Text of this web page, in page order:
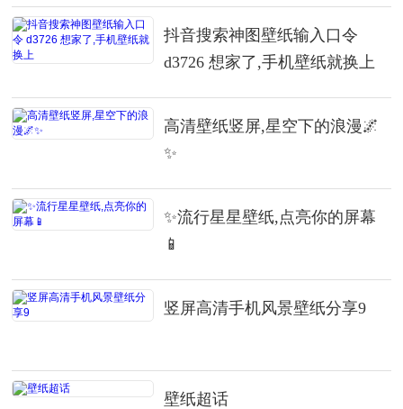
抖音搜索神图壁纸输入口令
d3726 想家了,手机壁纸就换上
高清壁纸竖屏,星空下的浪漫🌌
✨
✨流行星星壁纸,点亮你的屏幕
📱
竖屏高清手机风景壁纸分享9
壁纸超话